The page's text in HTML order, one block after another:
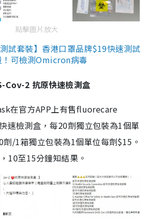
點擊圖片放大
試套裝】香港口罩品牌$19快速測試
可檢測Omicron病毒
2 抗原快速檢測盒
在官方APP上有售fluorecare
速檢測盒，每20劑獨立包裝為1個單
/1箱獨立包裝為1個單位每劑$15。
10至15分鐘知結果。